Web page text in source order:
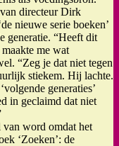
directeur Dirk
nieuwe serie boeken’
generatie. “Heeft dit
me wat
“Zeg je dat niet tegen
stiekem. Hij lachte.
generaties’
in geclaimd dat niet
word omdat het
‘Zoeken’: de